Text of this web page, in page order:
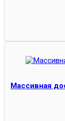
Массивная